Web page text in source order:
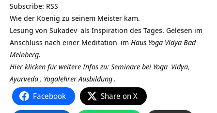
Subscribe: RSS
Wie der Koenig zu seinem Meister kam.
Lesung von Sukadev als Inspiration des Tages. Gelesen im
Anschluss nach einer Meditation im Haus Yoga Vidya Bad
Meinberg.
Hier klicken für weitere Infos zu: Seminare bei Yoga Vidya,
Ayurveda, Yogalehrer Ausbildung.
Facebook Share on X